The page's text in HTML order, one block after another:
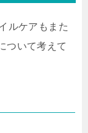
ルケアもまた
ついて考えて